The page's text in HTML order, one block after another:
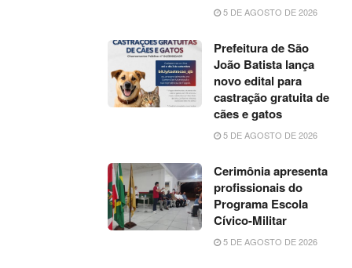
5 DE AGOSTO DE 2026
Prefeitura de São
João Batista lança
novo edital para
castração gratuita de
cães e gatos
5 DE AGOSTO DE 2026
Cerimônia apresenta
profissionais do
Programa Escola
Cívico-Militar
5 DE AGOSTO DE 2026